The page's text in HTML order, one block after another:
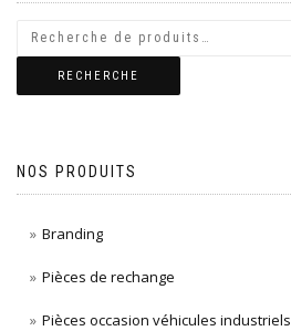
RECHERCHE
NOS PRODUITS
Branding
Pièces de rechange
Pièces occasion véhicules industriels